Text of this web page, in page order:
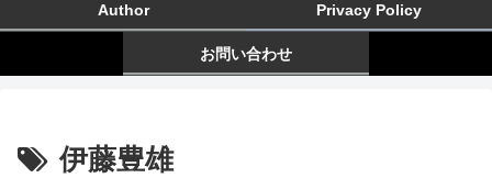
Author Privacy Policy
お問い合わせ
伊藤豊雄